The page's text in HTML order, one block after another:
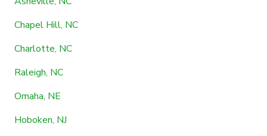
Chapel Hill, NC
Charlotte, NC
Raleigh, NC
Omaha, NE
Hoboken, NJ